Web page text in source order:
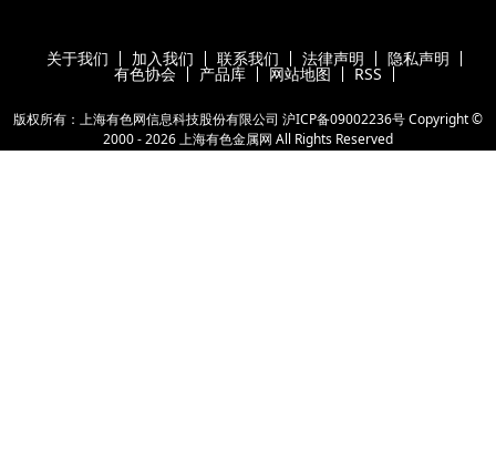
关于我们 加入我们 联系我们 法律声明 隐私声明
有色协会 产品库 网站地图 RSS
版权所有：上海有色网信息科技股份有限公司 沪ICP备09002236号Copyright ©
2000 -2026上海有色金属网 All Rights Reserved